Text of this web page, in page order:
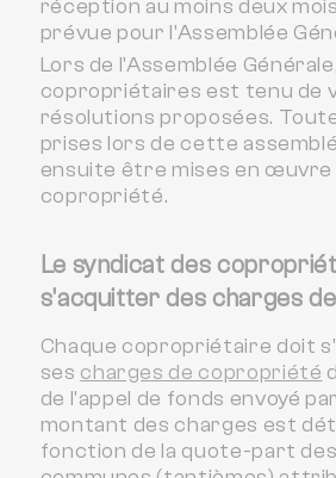
réception au moins deux
prévue pour l'Assemblée
Lors de l'Assemblée
copropriétaires est tenu de
résolutions proposées.
prises lors de cette
ensuite être mises en œuvre
copropriété.
Le syndicat des
s'acquitter des charges
Chaque copropriétaire doit
ses charges de copropriété
de l'appel de fonds envoyé
montant des charges est
fonction de la quote-part